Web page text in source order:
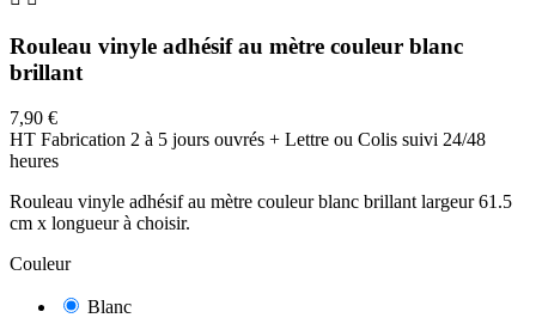
Rouleau vinyle adhésif au mètre couleur blanc
brillant
7,90 €
HT Fabrication 2 à 5 jours ouvrés + Lettre ou Colis suivi 24/48
heures
Rouleau vinyle adhésif au mètre couleur blanc brillant largeur 61.5
cm x longueur à choisir.
Couleur
Blanc